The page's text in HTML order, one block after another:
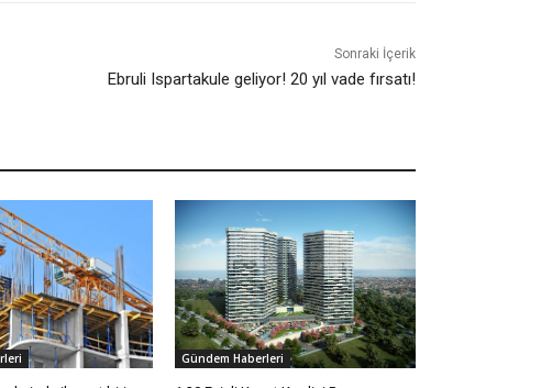
Sonraki İçerik
Ebruli Ispartakule geliyor! 20 yıl vade fırsatı!
Gündem Haberleri